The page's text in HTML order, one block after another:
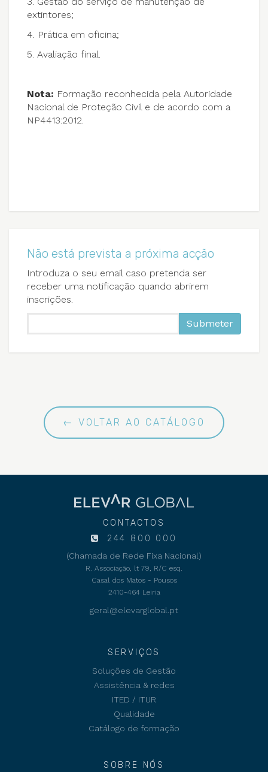
extintores;
4. Prática em oficina;
5. Avaliação final.
Nota: Formação reconhecida pela Autoridade
Nacional de Proteção Civil e de acordo com a
NP4413:2012.
Não está prevista a próxima acção
Introduza o seu email caso pretenda ser
receber uma notificação quando abrirem
inscrições.
Submeter
← VOLTAR AO CATÁLOGO
CONTACTOS
244 800 000
(Chamada de Rede Fixa Nacional)
R. Associação, lt 79, R/C esq.
Casal dos Matos - Pousos
2410-464 Leiria
geral@elevarglobal.pt
SERVIÇOS
Soluções de Gestão
Assistência & redes
ITED / ITUR
Qualidade
Catálogo de formação
SOBRE NÓS